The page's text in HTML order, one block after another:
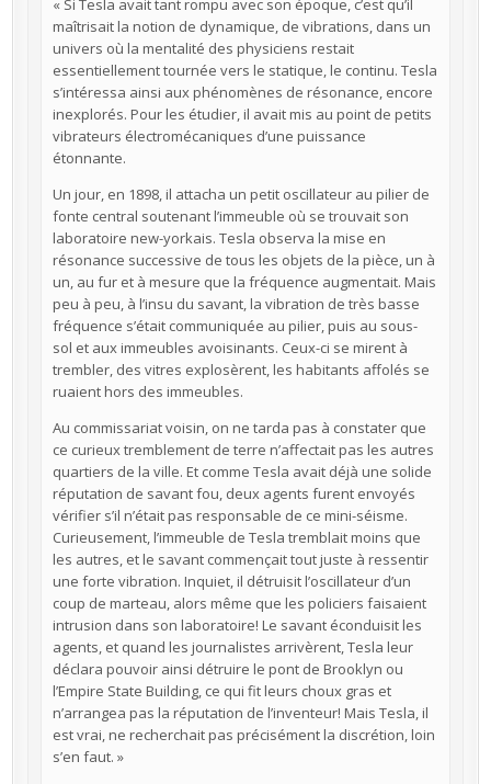
« Si Tesla avait tant rompu avec son époque, c’est qu’il
maîtrisait la notion de dynamique, de vibrations, dans un
univers où la mentalité des physiciens restait
essentiellement tournée vers le statique, le continu. Tesla
s’intéressa ainsi aux phénomènes de résonance, encore
inexplorés. Pour les étudier, il avait mis au point de petits
vibrateurs électromécaniques d’une puissance
étonnante.
Un jour, en 1898, il attacha un petit oscillateur au pilier de
fonte central soutenant l’immeuble où se trouvait son
laboratoire new-yorkais. Tesla observa la mise en
résonance successive de tous les objets de la pièce, un à
un, au fur et à mesure que la fréquence augmentait. Mais
peu à peu, à l’insu du savant, la vibration de très basse
fréquence s’était communiquée au pilier, puis au sous-
sol et aux immeubles avoisinants. Ceux-ci se mirent à
trembler, des vitres explosèrent, les habitants affolés se
ruaient hors des immeubles.
Au commissariat voisin, on ne tarda pas à constater que
ce curieux tremblement de terre n’affectait pas les autres
quartiers de la ville. Et comme Tesla avait déjà une solide
réputation de savant fou, deux agents furent envoyés
vérifier s’il n’était pas responsable de ce mini-séisme.
Curieusement, l’immeuble de Tesla tremblait moins que
les autres, et le savant commençait tout juste à ressentir
une forte vibration. Inquiet, il détruisit l’oscillateur d’un
coup de marteau, alors même que les policiers faisaient
intrusion dans son laboratoire! Le savant éconduisit les
agents, et quand les journalistes arrivèrent, Tesla leur
déclara pouvoir ainsi détruire le pont de Brooklyn ou
l’Empire State Building, ce qui fit leurs choux gras et
n’arrangea pas la réputation de l’inventeur! Mais Tesla, il
est vrai, ne recherchait pas précisément la discrétion, loin
s’en faut. »